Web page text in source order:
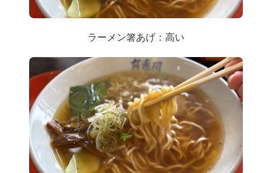
ラーメン箸あげ：高い